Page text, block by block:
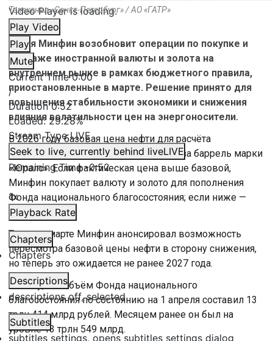
Video Player is loading.
Play Video
Play
Mute
Current Time0:00
/
Duration0:52
Loaded: 29.28%
Stream TypeLIVE
Seek to live, currently behind liveLIVE
Remaining Time-0:52
1x
Playback Rate
Chapters
Chapters
Descriptions
descriptions off, selected
Subtitles
subtitles settings, opens subtitles settings dialog
Телеканал «Санкт-Петербург» / АО «ГАТР»
С мая Минфин возобновит операции по покупке и
продаже иностранной валюты и золота на
внутреннем рынке в рамках бюджетного правила,
приостановленные в марте. Решение принято для
повышения стабильности экономики и снижения
влияния волатильности цен на энергоносители.
В 2026 году базовая цена нефти для расчёта
бюджетного правила составляет $59 за баррель марки
«Юралс». Если фактическая цена выше базовой,
Минфин покупает валюту и золото для пополнения
Фонда национального благосостояния; если ниже —
продаёт.
Также в марте Минфин анонсировал возможность
пересмотра базовой цены нефти в сторону снижения,
но теперь это ожидается не ранее 2027 года.
Отмечу, что объём Фонда национального
благосостояния по состоянию на 1 апреля составил 13
трлн 414 млрд рублей. Месяцем ранее он был на
уровне 13 трлн 549 млрд.